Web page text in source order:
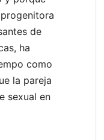
de
ha
como
la pareja
sexual en